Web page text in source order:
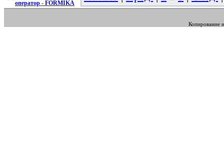
Копирование